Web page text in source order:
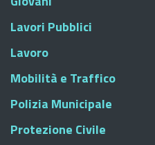
Lavori Pubblici
Lavoro
Mobilità e Traffico
Polizia Municipale
Protezione Civile